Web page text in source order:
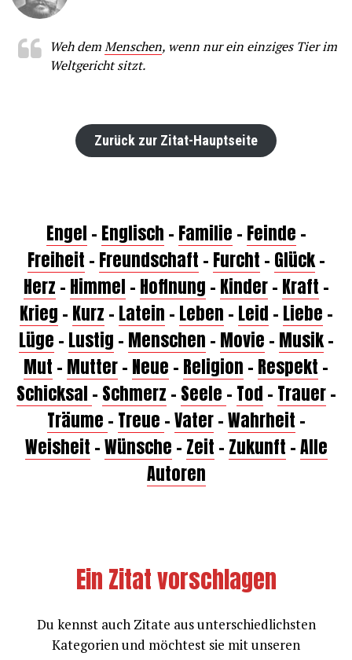
Weh demMenschen, wenn nur ein einziges Tier im
Weltgericht sitzt.
Zurück zur Zitat-Hauptseite
Engel – Englisch – Familie – Feinde –
Freiheit – Freundschaft – Furcht – Glück–
Herz – Himmel – Hoffnung – Kinder– Kraft –
Krieg – Kurz – Latein – Leben – Leid – Liebe –
Lüge – Lustig – Menschen – Movie – Musik–
Mut – Mutter– Neue – Religion – Respekt –
Schicksal – Schmerz – Seele – Tod – Trauer–
Träume – Treue –Vater–Wahrheit –
Weisheit –Wünsche – Zeit – Zukunft –Alle
Autoren
Ein Zitat vorschlagen
Du kennst auch Zitate aus unterschiedlichsten
Kategorien und möchtest sie mit unseren